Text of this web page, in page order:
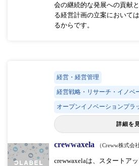
会の継続的な発展への貢献
る経営計画の立案において
るからです。
経営・経営管理
経営戦略・リサーチ・イノベ
オープンイノベーションプラ
詳細を
crewwaxela （Creww株式会社
crewwaxelaは、スタートア